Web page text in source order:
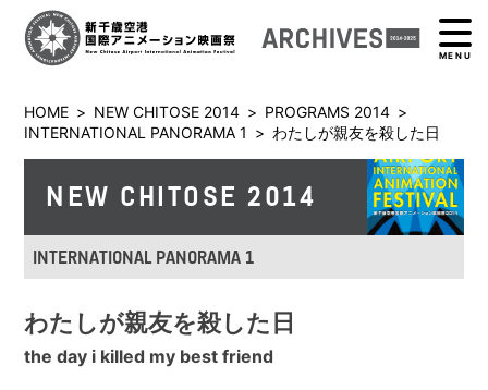
MENU
HOME > NEW CHITOSE 2014 > PROGRAMS 2014 >
INTERNATIONAL PANORAMA 1 > わたしが親友を殺した日
NEW CHITOSE 2014
INTERNATIONAL PANORAMA 1
わたしが親友を殺した日
the day i killed my best friend